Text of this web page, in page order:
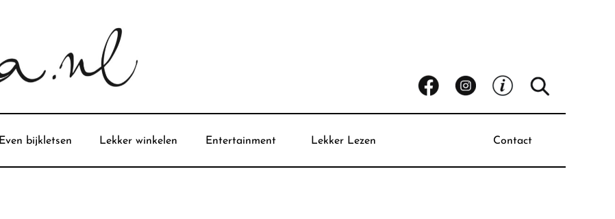
Even bijkletsen Lekker winkelen Entertainment Lekker Lezen Contact